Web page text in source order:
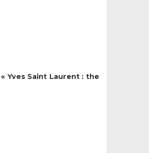
Yves Saint Laurent : the